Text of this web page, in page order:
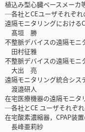
植込み型心臓ペースメーカ
─各社とCEユーザそれぞ
遠隔モニタリングにおける
髙垣 勝
不整脈デバイスの遠隔モ
田村征雅
不整脈デバイスの遠隔モ
大出 亮
遠隔モニタリング統合シス
渡邉研人
在宅医療機器の遠隔モニタ
─各社とCE ユーザそれぞ
在宅酸素濃縮器，CPAP装
長峰亜莉紗